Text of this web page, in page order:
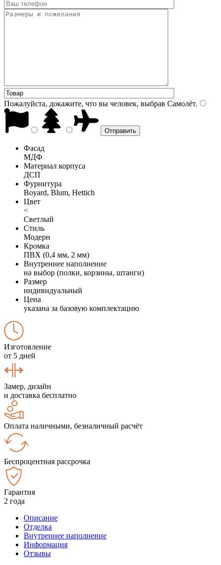
Пожалуйста, докажите, что вы человек, выбрав Самолёт.
Фасад
МДФ
Материал корпуса
ДСП
Фурнитура
Boyard, Blum, Hettich
Цвет
<
Светлый
Стиль
Модерн
Кромка
ПВХ (0,4 мм, 2 мм)
Внутреннее наполнение
на выбор (полки, корзины, штанги)
Размер
индивидуальный
Цена
указана за базовую комплектацию
Изготовление
от 5 дней
Замер, дизайн
и доставка бесплатно
Оплата наличными, безналичный расчёт
Беспроцентная рассрочка
Гарантия
2 года
Описание
Отделка
Внутреннее наполнение
Информация
Отзывы